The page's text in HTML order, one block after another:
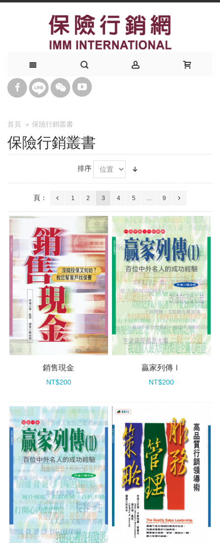
首頁 保險行銷叢書
保險行銷叢書
排序
頁： 1 2 3 4 5 ... 9
銷售現金
NT$200
贏家列傳Ⅰ
NT$200